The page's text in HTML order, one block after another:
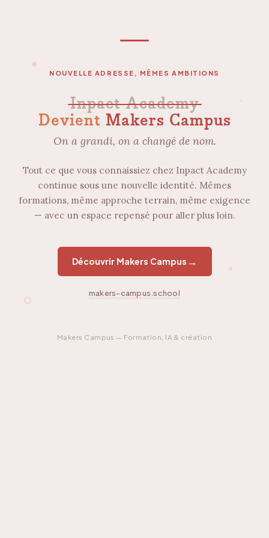
NOUVELLE ADRESSE, MÊMES AMBITIONS
Inpact Academy
Devient Makers Campus
On a grandi, on a changé de nom.
Tout ce que vous connaissiez chez Inpact Academy
continue sous une nouvelle identité. Mêmes
formations, même approche terrain, même exigence
— avec un espace repensé pour aller plus loin.
Découvrir Makers Campus →
makers-campus.school
Makers Campus — Formation, IA & création